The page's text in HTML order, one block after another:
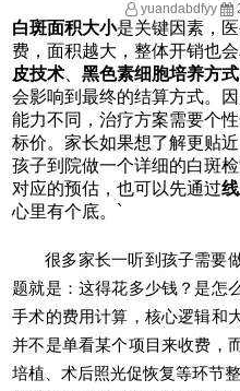
yuandabdfyy
白斑面积大小是关键因素，
费，面积越大，整体开销也
皮技术 、黑色素细胞培养方式
会影响到最终的结算方式。
能力不同，治疗方案需要个
标价。家长如果想了解更贴
孩子到院做一个详细的白斑
对应的预估，也可以先通过
心里有个底。`
很多家长一听到孩子需要
题就是：这得花多少钱？是怎
手术的费用计算，核心逻辑和
并不是单看某个项目来收费，
培植、术后照光促恢复等环节